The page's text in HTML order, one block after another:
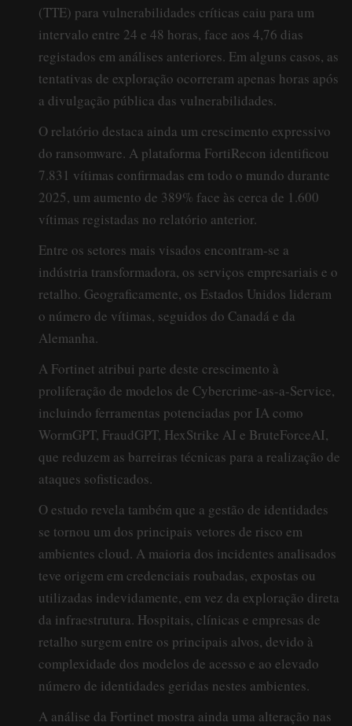
(TTE) para vulnerabilidades críticas caiu para um
intervalo entre 24 e 48 horas, face aos 4,76 dias
registados em análises anteriores. Em alguns casos, as
tentativas de exploração ocorreram apenas horas após
a divulgação pública das vulnerabilidades.
O relatório destaca ainda um crescimento expressivo
do ransomware. A plataforma FortiRecon identificou
7.831 vítimas confirmadas em todo o mundo durante
2025, um aumento de 389% face às cerca de 1.600
vítimas registadas no relatório anterior.
Entre os setores mais visados encontram-se a
indústria transformadora, os serviços empresariais e o
retalho. Geograficamente, os Estados Unidos lideram
o número de vítimas, seguidos do Canadá e da
Alemanha.
A Fortinet atribui parte deste crescimento à
proliferação de modelos de Cybercrime-as-a-Service,
incluindo ferramentas potenciadas por IA como
WormGPT, FraudGPT, HexStrike AI e BruteForceAI,
que reduzem as barreiras técnicas para a realização de
ataques sofisticados.
O estudo revela também que a gestão de identidades
se tornou um dos principais vetores de risco em
ambientes cloud. A maioria dos incidentes analisados
teve origem em credenciais roubadas, expostas ou
utilizadas indevidamente, em vez da exploração direta
da infraestrutura. Hospitais, clínicas e empresas de
retalho surgem entre os principais alvos, devido à
complexidade dos modelos de acesso e ao elevado
número de identidades geridas nestes ambientes.
A análise da Fortinet mostra ainda uma alteração nas